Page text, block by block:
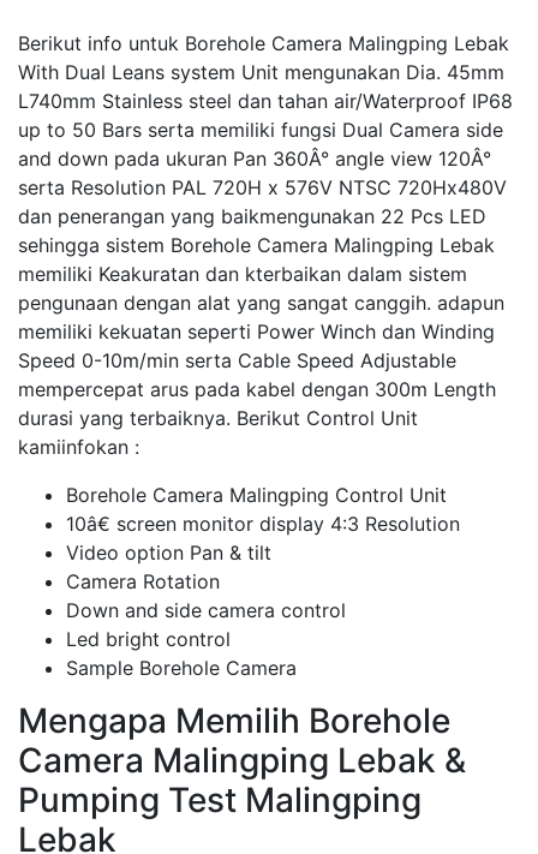
Berikut info untuk Borehole Camera Malingping Lebak
With Dual Leans system Unit mengunakan Dia. 45mm
L740mm Stainless steel dan tahan air/Waterproof IP68
up to 50 Bars serta memiliki fungsi Dual Camera side
and down pada ukuran Pan 360Â° angle view 120Â°
serta Resolution PAL 720H x 576V NTSC 720Hx480V
dan penerangan yang baikmengunakan 22 Pcs LED
sehingga sistem Borehole Camera Malingping Lebak
memiliki Keakuratan dan kterbaikan dalam sistem
pengunaan dengan alat yang sangat canggih. adapun
memiliki kekuatan seperti Power Winch dan Winding
Speed 0-10m/min serta Cable Speed Adjustable
mempercepat arus pada kabel dengan 300m Length
durasi yang terbaiknya. Berikut Control Unit
kamiinfokan :
Borehole Camera Malingping Control Unit
10â€ screen monitor display 4:3 Resolution
Video option Pan & tilt
Camera Rotation
Down and side camera control
Led bright control
Sample Borehole Camera
Mengapa Memilih Borehole
Camera Malingping Lebak &
Pumping Test Malingping
Lebak